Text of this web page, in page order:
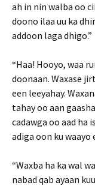
ah in nin walba oo
doono ilaa uu ka
addoon laga dhigo.”
“Haa! Hooyo, waa
doonaan. Waxase
een leeyahay.
tahay oo aan
cadawga oo aad ha
adiga oon ku waayo
“Waxba ha ka wal
nabad qab ayaan